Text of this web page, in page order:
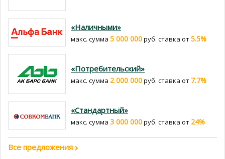
«Наличными»
макс. сумма 5 000 000руб. cтавка от5.5%
«Потребительский»
макс. сумма 2 000 000руб. cтавка от 7.7%
«Стандартный»
макс. сумма 3 000 000руб. cтавка от 24%
Все предложения